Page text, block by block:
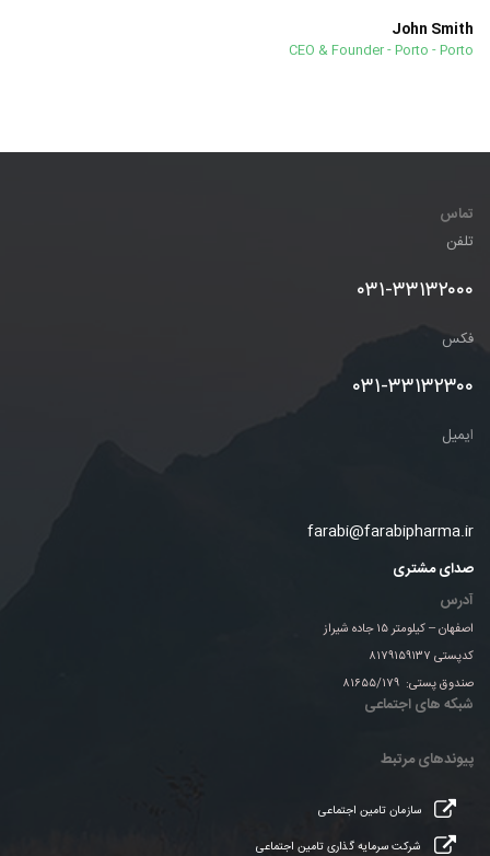
John Smith
CEO & Founder - Porto - Porto
تماس
تلفن
۰۳۱-۳۳۱۳۲۰۰۰
فکس
۰۳۱-۳۳۱۳۲۳۰۰
ایمیل
farabi@farabipharma.ir
صدای مشتری
آدرس
اصفهان – کیلومتر ۱۵ جاده شیراز
کدپستی ۸۱۷۹۱۵۹۱۳۷
صندوق پستی: ۸۱۶۵۵/۱۷۹
شبکه های اجتماعی
پیوندهای مرتبط
سازمان تامین اجتماعی
شرکت سرمایه گذاری تامین اجتماعی